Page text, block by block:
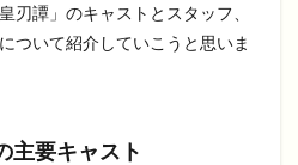
譚」のキャストとスタッフ、
ついて紹介していこうと思いま
主要キャスト